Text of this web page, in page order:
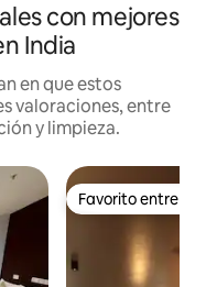
con mejores
India
en que estos
valoraciones, entre
y limpieza.
Favorito entre
Favorito entre